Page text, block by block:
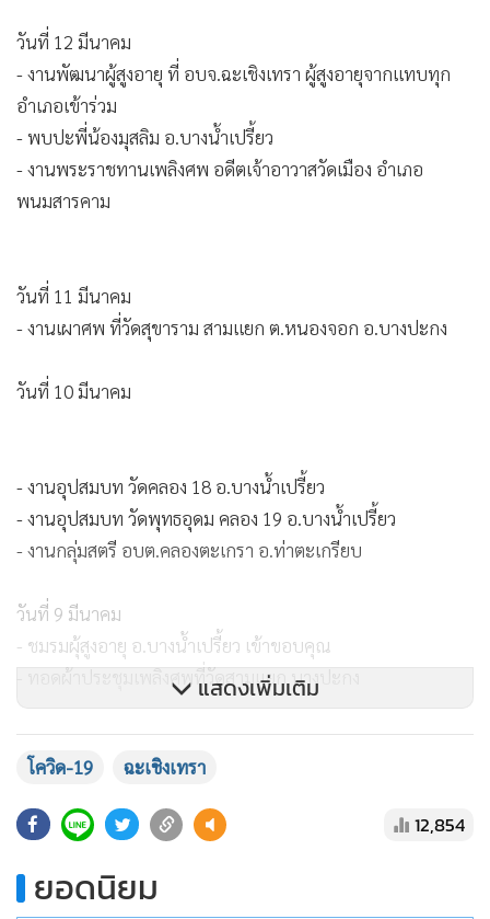
วันที่ 12 มีนาคม
- งานพัฒนาผู้สูงอายุ ที่ อบจ.ฉะเชิงเทรา ผู้สูงอายุจากแทบทุก
อำเภอเข้าร่วม
- พบปะพี่น้องมุสลิม อ.บางน้ำเปรี้ยว
- งานพระราชทานเพลิงศพ อดีตเจ้าอาวาสวัดเมือง อำเภอ
พนมสารคาม
วันที่ 11 มีนาคม​
- งานเผาศพ​ ที่วัดสุขาราม​ สามแยก​ ต.หนองจอก​ อ.บางปะกง​
วันที่ 10 มีนาคม
- งานอุปสมบท วัดคลอง 18 อ.บางน้ำเปรี้ยว
- งานอุปสมบท วัดพุทธอุดม คลอง 19 อ.บางน้ำเปรี้ยว
- งานกลุ่มสตรี อบต.คลองตะเกรา อ.ท่าตะเกรียบ
วันที่ 9 มีนาคม
- ชมรมผุ้สูงอายุ อ.บางน้ำเปรี้ยว เข้าขอบคุณ
- ทอดผ้าประชุมเพลิงศพที่วัดสามแยก บางปะกง
วันที่ 8 มีนาคม
- งานวันสตรีสากล อ.พนมสารคาม
- งานมหกรรมขนมหวาน มหาวิทยาลัยราชภัฏฉะเชิงเทรา
บางปะกง
แสดงเพิ่มเติม
โควิด-19 ฉะเชิงเทรา
12,854
ยอดนิยม